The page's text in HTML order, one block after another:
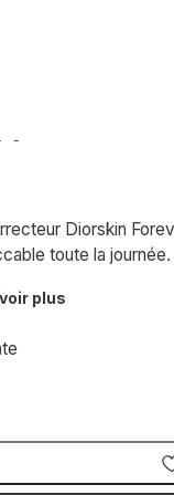
€
Diorskin
toute la
plus